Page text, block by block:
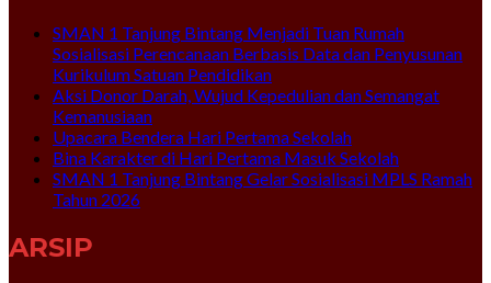
SMAN 1 Tanjung Bintang Menjadi Tuan Rumah
Sosialisasi Perencanaan Berbasis Data dan Penyusunan
Kurikulum Satuan Pendidikan
Aksi Donor Darah, Wujud Kepedulian dan Semangat
Kemanusiaan
Upacara Bendera Hari Pertama Sekolah
Bina Karakter di Hari Pertama Masuk Sekolah
SMAN 1 Tanjung Bintang Gelar Sosialisasi MPLS Ramah
Tahun 2026
ARSIP